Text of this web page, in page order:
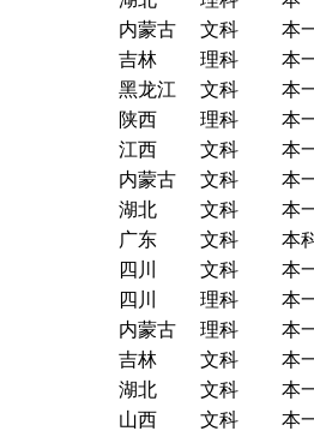
内蒙古 文科
本
吉林 理科
本
黑龙江 文科
本
陕西 理科
本
江西 文科
本
内蒙古 文科
本
湖北 文科
本
广东 文科
本
四川 文科
本
四川 理科
本
内蒙古 理科
本
吉林 文科
本
湖北 文科
本
山西 文科
本